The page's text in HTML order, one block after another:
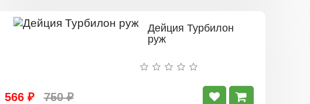
Дейция Турбилон
руж
566 ₽ 750 ₽